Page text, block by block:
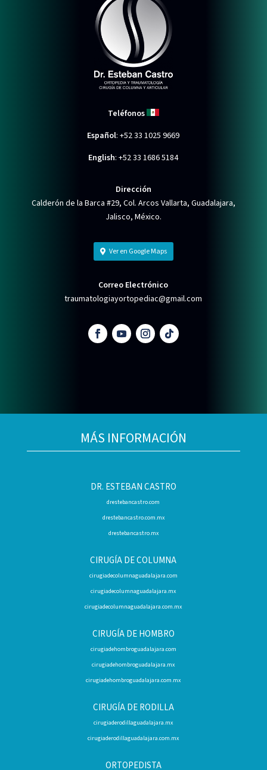
Teléfonos
Español:+52 33 1025 9669
English:+52 33 1686 5184
Dirección
Calderón de la Barca #29, Col. Arcos Vallarta, Guadalajara,
Jalisco, México.
Ver en Google Maps
Correo Electrónico
traumatologiayortopediac@gmail.com
MÁS INFORMACIÓN
DR. ESTEBAN CASTRO
drestebancastro.com
drestebancastro.com.mx
drestebancastro.mx
CIRUGÍA DE COLUMNA
cirugiadecolumnaguadalajara.com
cirugiadecolumnaguadalajara.mx
cirugiadecolumnaguadalajara.com.mx
CIRUGÍA DE HOMBRO
cirugiadehombroguadalajara.com
cirugiadehombroguadalajara.mx
cirugiadehombroguadalajara.com.mx
CIRUGÍA DE RODILLA
cirugiaderodillaguadalajara.mx
cirugiaderodillaguadalajara.com.mx
ORTOPEDISTA